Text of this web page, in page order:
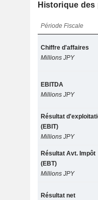
Historique
Période Fiscale
Chiffre d'affaires
Millions JPY
EBITDA
Millions JPY
Résultat
(EBIT)
Millions JPY
Résultat Avt. Impôt
(EBT)
Millions JPY
Résultat net